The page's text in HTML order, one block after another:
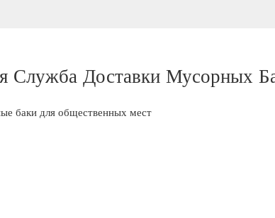
Служба Доставки Мусорных
баки для общественных мест